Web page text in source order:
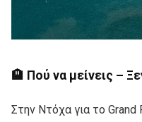
🏨 Πού να μείνεις –
Στην Ντόχα για το Grand